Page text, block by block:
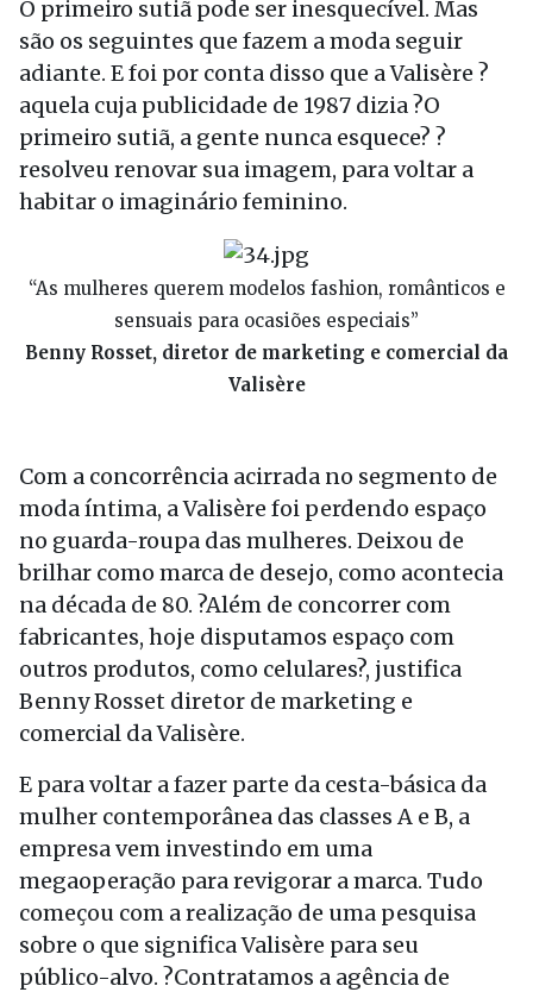
O primeiro sutiã pode ser inesquecível. Mas
são os seguintes que fazem a moda seguir
adiante. E foi por conta disso que a Valisère ?
aquela cuja publicidade de 1987 dizia ?O
primeiro sutiã, a gente nunca esquece? ?
resolveu renovar sua imagem, para voltar a
habitar o imaginário feminino.
“As mulheres querem modelos fashion, românticos e
sensuais para ocasiões especiais”
Benny Rosset, diretor de marketing e comercial da
Valisère
Com a concorrência acirrada no segmento de
moda íntima, a Valisère foi perdendo espaço
no guarda-roupa das mulheres. Deixou de
brilhar como marca de desejo, como acontecia
na década de 80. ?Além de concorrer com
fabricantes, hoje disputamos espaço com
outros produtos, como celulares?, justifica
Benny Rosset diretor de marketing e
comercial da Valisère.
E para voltar a fazer parte da cesta-básica da
mulher contemporânea das classes A e B, a
empresa vem investindo em uma
megaoperação para revigorar a marca. Tudo
começou com a realização de uma pesquisa
sobre o que significa Valisère para seu
público-alvo. ?Contratamos a agência de